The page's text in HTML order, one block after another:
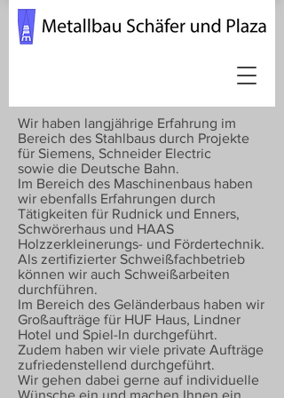
Wir haben langjährige Erfahrung im
Bereich des Stahlbaus durch Projekte
für Siemens, Schneider Electric
sowie die Deutsche Bahn.
Im Bereich des Maschinenbaus haben
wir ebenfalls Erfahrungen durch
Tätigkeiten für Rudnick und Enners,
Schwörerhaus und HAAS
Holzzerkleinerungs- und Fördertechnik.
Als zertifizierter Schweißfachbetrieb
können wir auch Schweißarbeiten
durchführen.
Im Bereich des Geländerbaus haben wir
Großaufträge für HUF Haus, Lindner
Hotel und Spiel-In durchgeführt.
Zudem haben wir viele private Aufträge
zufriedenstellend durchgeführt.
Wir gehen dabei gerne auf individuelle
Wünsche ein und machen Ihnen ein